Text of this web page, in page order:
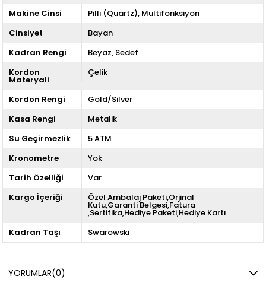
Makine Cinsi Pilli (Quartz) Multifonksiyon
Cinsiyet
Bayan
Kadran Rengi
Beyaz Sedef
Kordon
Materyali
Çelik
Kordon Rengi
Gold/Silver
Kasa Rengi
Metalik
Su Geçirmezlik
5 ATM
Kronometre
Yok
Tarih Özelliği
Var
Kargo İçeriği
Özel Ambalaj Paketi,Orjinal
Kutu,Garanti Belgesi,Fatura
,Sertifika,Hediye Paketi,Hediye Kartı
Kadran Taşı
Swarowski
YORUMLAR(0)